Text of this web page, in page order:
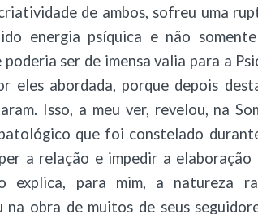
de ambos, sofreu uma
energia psíquica e não
ser de imensa valia para a
eles abordada, porque depois
Isso, a meu ver, revelou, na
que foi constelado
a relação e impedir a elaboração
explica, para mim, a natureza
obra de muitos de seus